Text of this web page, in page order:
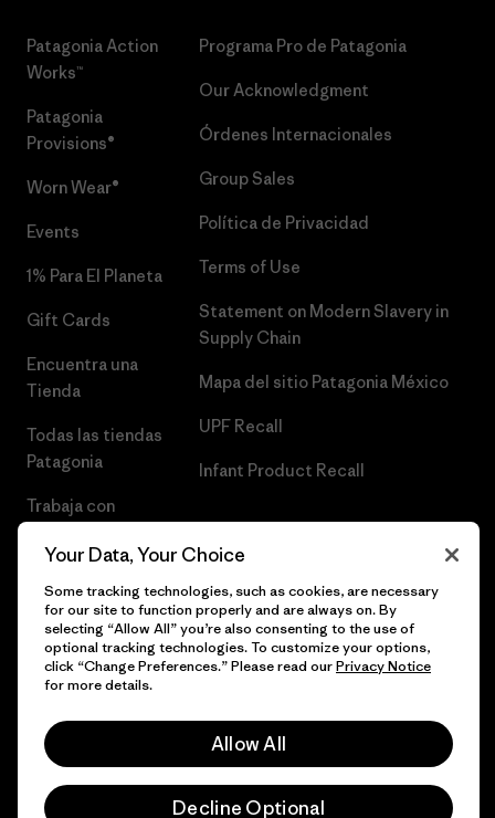
Patagonia Action
Works™
Patagonia
Provisions®
Worn Wear®
Events
1% Para El Planeta
Gift Cards
Encuentra una
Tienda
Todas las tiendas
Patagonia
Trabaja con
Programa Pro de Patagonia
Our Acknowledgment
Órdenes Internacionales
Group Sales
Política de Privacidad
Terms of Use
Statement on Modern Slavery in
Supply Chain
Mapa del sitio Patagonia México
UPF Recall
Infant Product Recall
© 2026 Patagonia, Inc. Todos los derechos reservados.
Your Data, Your Choice
Some tracking technologies, such as cookies, are necessary
for our site to function properly and are always on. By
selecting “Allow All” you’re also consenting to the use of
optional tracking technologies. To customize your options,
click “Change Preferences.” Please read ourPrivacy Notice
for more details.
Allow All
Decline Optional